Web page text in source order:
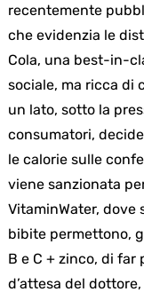
recentemente
che evidenzia le
Cola, una best-in-
sociale, ma ricca di
un lato, sotto la
consumatori,
le calorie sulle
viene sanzionata
VitaminWater, dove
bibite permettono,
B e C + zinco, di far
d’attesa del